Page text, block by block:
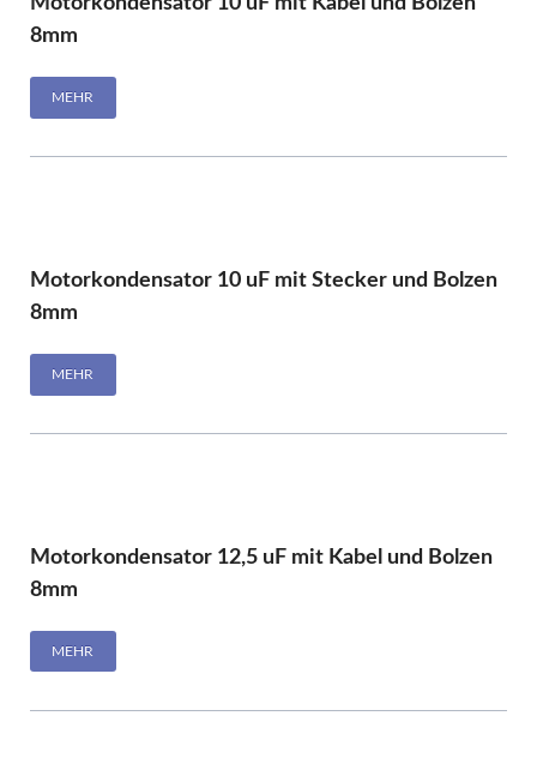
8mm
MEHR
Motorkondensator 10 uF mit Stecker und Bolzen
8mm
MEHR
Motorkondensator 12,5 uF mit Kabel und Bolzen
8mm
MEHR